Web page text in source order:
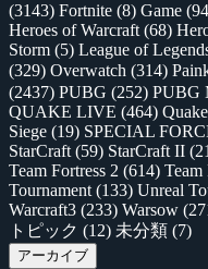
(3143) Fortnite (8) Game
Heroes of Warcraft (68)
Storm (5) League of
(329) Overwatch (314)
(2437) PUBG (252) PUBG
QUAKE LIVE (464)
Siege (19) SPECIAL
StarCraft (59) StarCraft II
Team Fortress 2 (614) Team
Tournament (133) Unreal
Warcraft3 (233) Warsow
トピック (12) 未分類 (7)
アーカイブ